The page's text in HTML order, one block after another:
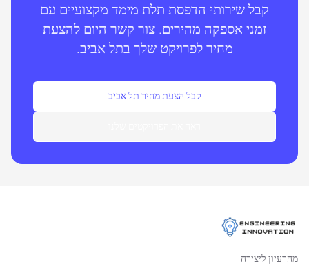
קבל שירותי הדפסת תלת מימד מקצועיים עם
זמני אספקה מהירים. צור קשר היום להצעת
מחיר לפרויקט שלך בתל אביב.
קבל הצעת מחיר תל אביב
מהרעיון ליצירה